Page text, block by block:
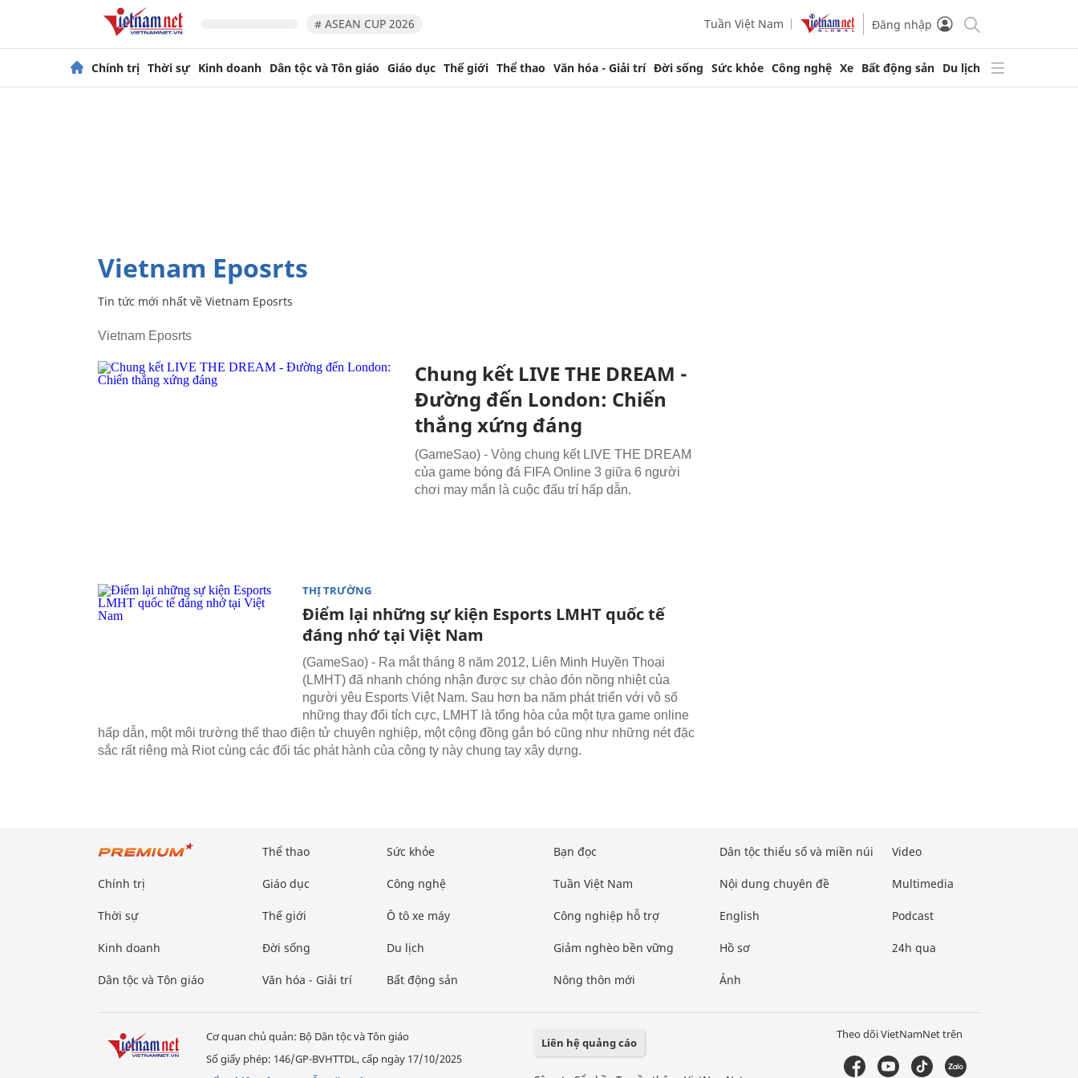
# ASEAN CUP 2026 Tuần Việt Nam Đăng nhập
Chính trị Thời sự Kinh doanh Dân tộc và Tôn giáo Giáo dục Thế giới Thể thao Văn hóa - Giải trí Đời sống Sức khỏe Công nghệ Xe Bất động sản Du lịch
Vietnam Eposrts
Tin tức mới nhất về Vietnam Eposrts
Vietnam Eposrts
Chung kết LIVE THE DREAM -
Đường đến London: Chiến
thắng xứng đáng
(GameSao) - Vòng chung kết LIVE THE DREAM
của game bóng đá FIFA Online 3 giữa 6 người
chơi may mắn là cuộc đấu trí hấp dẫn.
THỊ TRƯỜNG
Điểm lại những sự kiện Esports LMHT quốc tế
đáng nhớ tại Việt Nam
(GameSao) - Ra mắt tháng 8 năm 2012, Liên Minh Huyền Thoại
(LMHT) đã nhanh chóng nhận được sự chào đón nồng nhiệt của
người yêu Esports Việt Nam. Sau hơn ba năm phát triển với vô số
những thay đổi tích cực, LMHT là tổng hòa của một tựa game online
hấp dẫn, một môi trường thể thao điện tử chuyên nghiệp, một cộng đồng gắn bó cũng như những nét đặc
sắc rất riêng mà Riot cùng các đối tác phát hành của công ty này chung tay xây dựng.
Chính trị
Thời sự
Kinh doanh
Dân tộc và Tôn giáo
Thể thao
Giáo dục
Thế giới
Đời sống
Văn hóa - Giải trí
Sức khỏe
Công nghệ
Ô tô xe máy
Du lịch
Bất động sản
Bạn đọc
Tuần Việt Nam
Công nghiệp hỗ trợ
Giảm nghèo bền vững
Nông thôn mới
Dân tộc thiểu số và miền núi
Nội dung chuyên đề
English
Hồ sơ
Ảnh
Video
Multimedia
Podcast
24h qua
Cơ quan chủ quản: Bộ Dân tộc và Tôn giáo
Số giấy phép: 146/GP-BVHTTDL, cấp ngày 17/10/2025
Liên hệ quảng cáo
Theo dõi VietNamNet trên